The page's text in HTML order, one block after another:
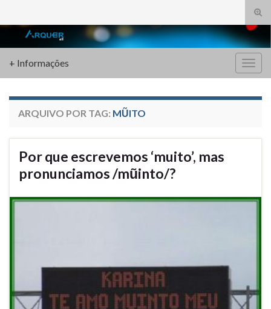
de
Search for:
+ Informações
ARQUIVO POR TAG: MŨITO
Por que escrevemos ‘muito’, mas
pronunciamos /mũinto/?